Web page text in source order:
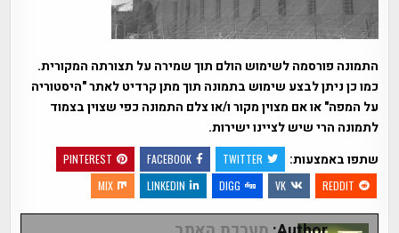
התמונה פורסמה לשימוש הולם תוך שמירה על תצורתה המקורית.
כמו כן ניתן לבצע שימוש בתמונה תוך מתן קרדיט לאתר "היסטוריה
על המפה" או אם מצוין מקור ו/או צלם התמונה כפי שצוין בצמוד
לתמונה הרי שיש לציינו ישירות.
שתפו באמצעות:
TWITTER
FACEBOOK
PINTEREST
REDDIT
VK
DIGG
LINKEDIN
MIX